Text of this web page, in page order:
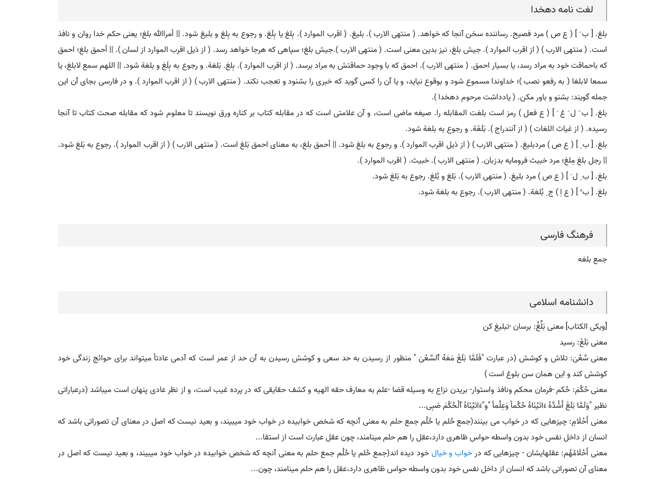
لغت نامه دهخدا
بلغ. [ ب َ ] ( ع ص ) مرد فصیح. رساننده سخن آنجا که خواهد. ( منتهی الارب ). بلیغ. ( اقرب الموارد ). بِلغ یا بِلَغ. و رجوع به بِلغ و بلیغ شود. || أمراﷲ بلغ؛ یعنی حکم خدا روان و نافذ
است. ( منتهی الارب ) ( از اقرب الموارد ). جیش بلغ، نیز بدین معنی است. ( منتهی الارب ).جیش بلغ؛ سپاهی که هرجا خواهد رسد. ( از ذیل اقرب الموارد از لسان ). || أحمق بلغ؛ احمق
که باحماقت خود به مراد رسد، یا بسیار احمق. ( منتهی الارب ). احمق که با وجود حماقتش به مراد برسد. ( از اقرب الموارد ). بِلغ. بَلغة. و رجوع به بِلَغ و بلغة شود. || اللهم سمع لابلغ، یا
سمعا لابلغا ( به رفعو نصب )؛ خداوندا مسموع شود و بوقوع نیاید، و یا آن را کسی گوید که خبری را بشنود و تعجب نکند. ( منتهی الارب ) ( از اقرب الموارد ). و در فارسی بجای آن این
جمله گویند: بشنو و باور مکن. ( یادداشت مرحوم دهخدا ).
بلغ. [ ب َ ل َ غ َ ] ( ع فعل ) رمز است بلغت المقابله را. صیغه ماضی است، و آن علامتی است که در مقابله کتاب بر کناره ورق نویسند تا معلوم شود که مقابله صحت کتاب تا آنجا
رسیده. ( از غیاث اللغات ) ( از آنندراج ). بَلَغَة. و رجوع به بلغة شود.
بلغ. [ ب ِ ] ( ع ص ) مردبلیغ. ( منتهی الارب ) ( از ذیل اقرب الموارد ). و رجوع به بلغ شود. || أحمق بلغ، به معنای احمق بَلغ است. ( منتهی الارب ) ( از اقرب الموارد ). رجوع به بَلغ شود.
|| رجل بلغ مِلغ؛ مرد خبیث فرومایه بدزبان. ( منتهی الارب ). خبیث. ( اقرب الموارد ).
بلغ. [ ب ِ ل َ ] ( ع ص ) مرد بلیغ. ( منتهی الارب ). بَلغ و بُلغ. رجوع به بَلغ شود.
بلغ. [ ب ُ ] ( ع اِ ) ج ِ بُلغة. ( منتهی الارب ). رجوع به بلغة شود.
فرهنگ فارسی
جمع بلغه
دانشنامه اسلامی
[ویکی الکتاب] معنی بَلِّغْ: برسان -تبلیغ کن
معنی بَلَغَ: رسید
معنی سَّعْیَ: تلاش و کوشش (در عبارت "فَلَمَّا بَلَغَ مَعَهُ ﭐلسَّعْیَ " منظور از رسیدن به حد سعی و کوشش رسیدن به آن حد از عمر است که آدمی عادتاً میتواند برای حوائج زندگی خود
کوشش کند و این همان سن بلوغ است )
معنی حُکْمَ: حُکم -فرمان محکم ونافذ واستوار- بریدن نزاع به وسیله قضا -علم به معارف حقه الهیه و کشف حقایقی که در پرده غیب است، و از نظر عادی پنهان است میباشد (درعباراتی
نظیر "وَلَمَّا بَلَغَ أَشُدَّهُ ءَاتَیْنَاهُ حُکْماً وَعِلْماً "و"ءَاتَیْنَاهُ ﭐلْحُکْمَ صَبِی...
معنی أَحْلَامِ: چیزهایی که در خواب می بینند(جمع حُلم یا حُلُم جمع حلم به معنی آنچه که شخص خوابیده در خواب خود میبیند، و بعید نیست که اصل در معنای آن تصوراتی باشد که
انسان از داخل نفس خود بدون واسطه حواس ظاهری دارد،عقل را هم حلم مینامند، چون عقل عبارت است از استقا...
معنی أَحْلَامُهُم: عقلهایشان - چیزهایی که در خواب و خیالخود دیده اند(جمع حُلم یا حُلُم جمع حلم به معنی آنچه که شخص خوابیده در خواب خود میبیند، و بعید نیست که اصل در
معنای آن تصوراتی باشد که انسان از داخل نفس خود بدون واسطه حواس ظاهری دارد،عقل را هم حلم مینامند، چون...